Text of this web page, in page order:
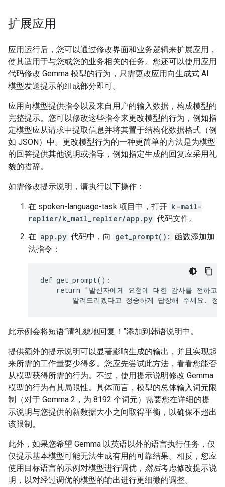
扩展应用
应用运行后，您可以通过修改界面和业务逻辑来扩展应用，
使其适用于与您或您的业务相关的任务。您还可以使用应用
代码修改 Gemma 模型的行为，只需更改应用向生成式 AI
模型发送提示的组成部分即可。
应用向模型提供指令以及来自用户的输入数据，构成模型的
完整提示。您可以修改这些指令来更改模型的行为，例如指
定模型应从请求中提取信息并将其置于结构化数据格式（例
如 JSON）中。更改模型行为的一种更简单的方法是为模型
的回答提供其他说明或指导，例如指定生成的回复应采用礼
貌的措辞。
如需修改提示说明，请执行以下操作：
在 spoken-language-task 项目中，打开 k-mail-
replier/k_mail_replier/app.py 代码文件。
在 app.py 代码中，向 get_prompt():
函数添加加
法指令：
def get_prompt():
return "발신자에게 요청에 대한 감사를 전하고,
此示例会将短语“请礼貌地回复！”添加到韩语说明中。
提供额外的提示说明可以显著影响生成的输出，并且实现起
来所需的工作量要少得多。您应先尝试此方法，看看您能否
从模型获得所需的行为。不过，使用提示说明修改 Gemma
模型的行为有其局限性。具体而言，模型的总体输入词元限
制（对于 Gemma 2，为 8192 个词元）需要您在详细的提
示说明与您提供的新数据大小之间取得平衡，以确保不超出
该限制。
此外，如果您希望 Gemma 以英语以外的语言执行任务，仅
仅提示基本模型可能无法生成有用的可靠结果。相反，您应
使用目标语言的示例对模型进行调优， 然后考虑修改提示说
明，以对经过调优的模型的输出进行更细微的调整。